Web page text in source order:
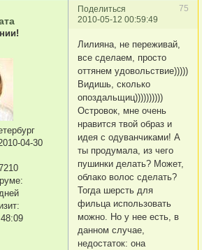
Поделиться
75
2010-05-12 00:59:49
04-30
Лилияна, не переживай,
все сделаем, просто
оттянем удовольствие)))))
Видишь, сколько
опоздальщиц))))))))))
Островок, мне очень
нравится твой образ и
идея с одуванчиками! А
ты продумала, из чего
пушинки делать? Может,
облако волос сделать?
Тогда шерсть для
фильца использовать
можно. Но у нее есть, в
данном случае,
недостаток: она